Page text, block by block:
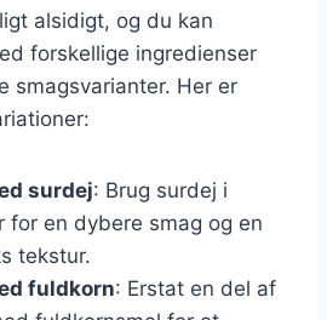
alsidigt, og du kan
forskellige ingredienser
smagsvarianter. Her er
surdej: Brug surdej i
en dybere smag og en
tekstur.
fuldkorn: Erstat en del af